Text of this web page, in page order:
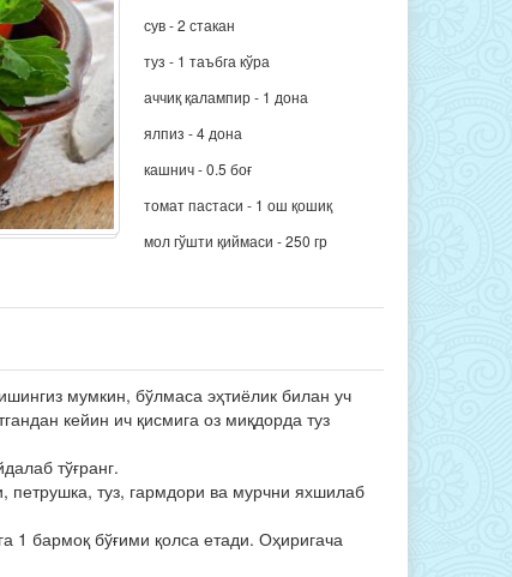
сув - 2 стакан
туз - 1 таъбга кўра
аччиқ қалампир - 1 дона
ялпиз - 4 дона
кашнич - 0.5 боғ
томат пастаси - 1 ош қошиқ
мол гўшти қиймаси - 250 гр
мумкин, бўлмаса эҳтиёлик билан уч
кейин ич қисмига оз миқдорда туз
тўғранг.
петрушка, туз, гармдори ва мурчни яхшилаб
1 бармоқ бўғими қолса етади. Оҳиригача